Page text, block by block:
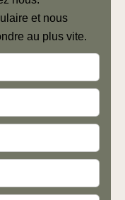
et nous
au plus vite.